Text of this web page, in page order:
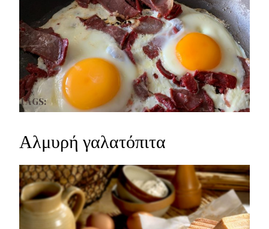
TAGS:
Αλμυρή γαλατόπιτα